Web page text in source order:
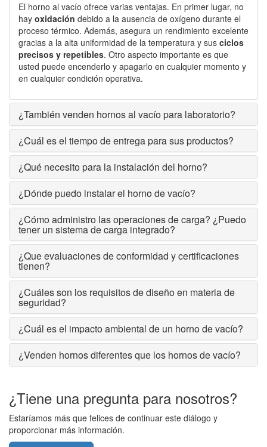
El horno al vacío ofrece varias ventajas. En primer lugar, no
hay oxidación debido a la ausencia de oxígeno durante el
proceso térmico. Además, asegura un rendimiento excelente
gracias a la alta uniformidad de la temperatura y sus ciclos
precisos y repetibles. Otro aspecto importante es que
usted puede encenderlo y apagarlo en cualquier momento y
en cualquier condición operativa.
¿También venden hornos al vacío para laboratorio?
¿Cuál es el tiempo de entrega para sus productos?
¿Qué necesito para la instalación del horno?
¿Dónde puedo instalar el horno de vacío?
¿Cómo administro las operaciones de carga? ¿Puedo
tener un sistema de carga integrado?
¿Que evaluaciones de conformidad y certificaciones
tienen?
¿Cuáles son los requisitos de diseño en materia de
seguridad?
¿Cuál es el impacto ambiental de un horno de vacío?
¿Venden hornos diferentes que los hornos de vacío?
¿Tiene una pregunta para nosotros?
Estaríamos más que felices de continuar este diálogo y
proporcionar más información.